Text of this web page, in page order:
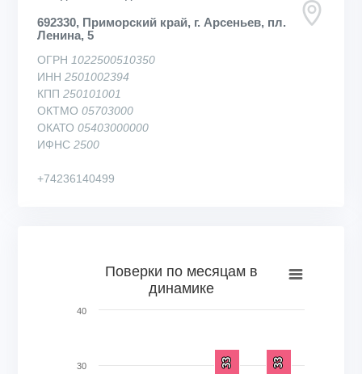
692330, Приморский край, г. Арсеньев, пл.
Ленина, 5
ОГРН 1022500510350
ИНН 2501002394
КПП 250101001
ОКТМО 05703000
ОКАТО 05403000000
ИФНС 2500
+74236140499
Bar chart with 4 bars.
View as data table, Поверки по месяцам в динамике
The chart has 1 Y axis displaying Кол-во поверок, шт..
Поверки по месяцам в
динамике
33
33 33
33
30
40